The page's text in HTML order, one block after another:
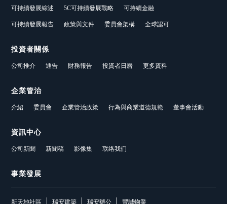
可持續發展綜述 5C可持續發展戰略 可持續金融
可持續發展報告 政策與文件 委員會架構 全球認可
投資者關係
公司推介 通告 財務報告 投資者日曆 更多資料
企業管治
介紹 委員會 企業管治政策 行為與商業道德規範 董事會活動
資訊中心
公司新聞 新聞稿 影像集 联络我们
事業發展
新天地社區 瑞安建築 瑞安辦公 豐誠物業